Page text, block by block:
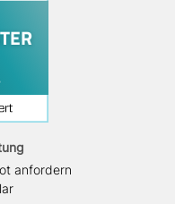
anfordern